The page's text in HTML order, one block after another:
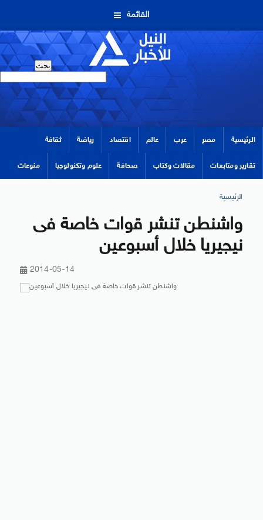
القائمة
الرئيسية مصر عرب عالم اقتصاد رياضة ثقافة
تقارير ومتابعات مقالات وكتاب صحافة علوم وتكنولوجيا منوعات
الرئيسية
واشنطن تنشر قوات خاصة فى
نيجيريا خلال أسبوعين
2014-05-14